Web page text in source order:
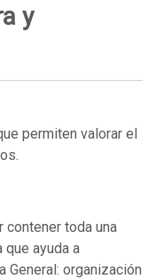
y
permiten valorar el
contener toda una
ayuda a
General: organización